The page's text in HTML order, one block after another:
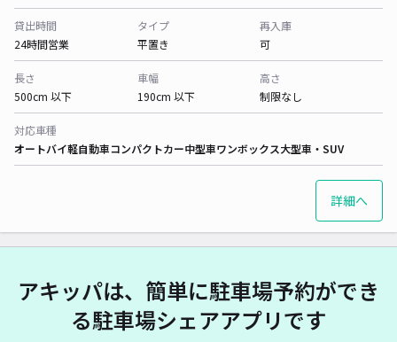
貸出時間
24時間営業
タイプ
平置き
再入庫
可
長さ
500cm 以下
車幅
190cm 以下
高さ
制限なし
対応車種
オートバイ軽自動車コンパクトカー中型車ワンボックス大型車・SUV
詳細へ
アキッパは、簡単に駐車場予約ができ
る駐車場シェアアプリです